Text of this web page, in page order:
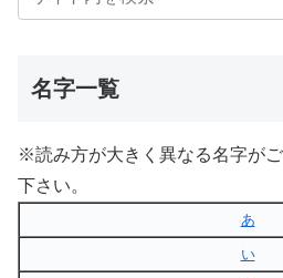
名字一覧
※読み方が大きく異なる名字が
下さい。
あ
い